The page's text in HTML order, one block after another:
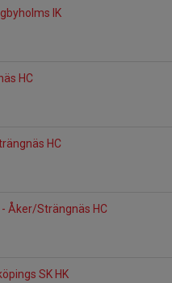
IK
HC
HC
Åker/Strängnäs HC
SK HK